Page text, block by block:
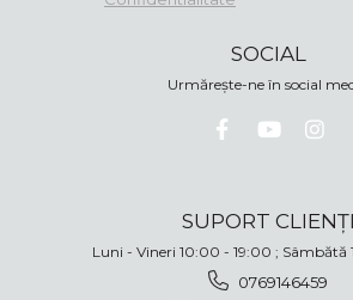
SOCIAL
Urmărește-ne în social
SUPORT CLIENȚI
Luni - Vineri 10:00 - 19:00 ; Sâmbătă
0769146459